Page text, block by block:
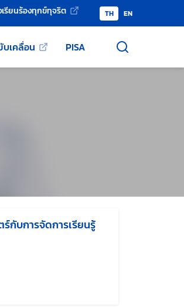
เรียนร้องทุกข์ทุจริต TH EN
บเคลื่อน PISA
กับการจัดการเรียนรู้